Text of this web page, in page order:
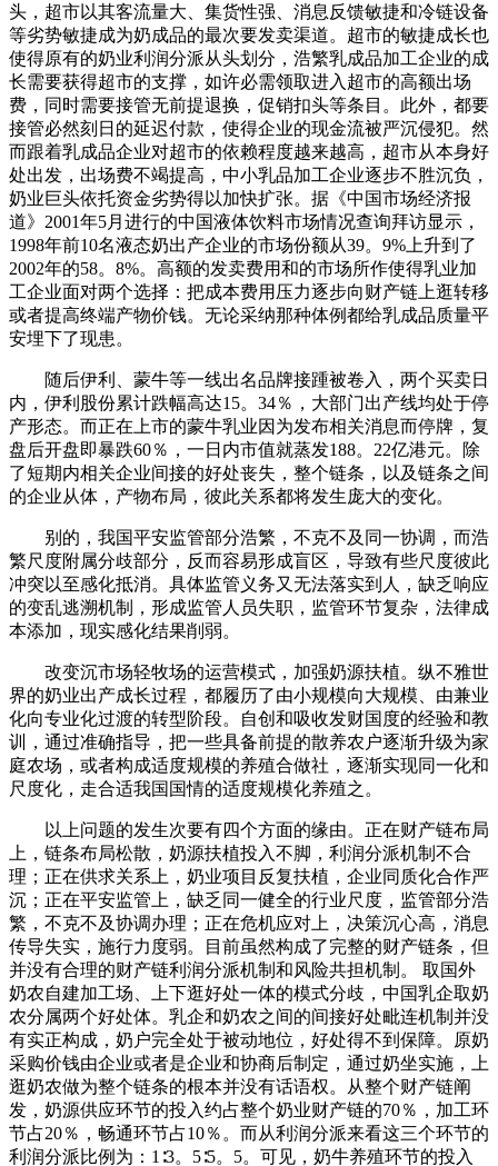
头，超市以其客流量大、集货性强、消息反馈敏捷和冷链设备
等劣势敏捷成为奶成品的最次要发卖渠道。超市的敏捷成长也
使得原有的奶业利润分派从头划分，浩繁乳成品加工企业的成
长需要获得超市的支撑，如许必需领取进入超市的高额出场
费，同时需要接管无前提退换，促销扣头等条目。此外，都要
接管必然刻日的延迟付款，使得企业的现金流被严沉侵犯。然
而跟着乳成品企业对超市的依赖程度越来越高，超市从本身好
处出发，出场费不竭提高，中小乳品加工企业逐步不胜沉负，
奶业巨头依托资金劣势得以加快扩张。据《中国市场经济报
道》2001年5月进行的中国液体饮料市场情况查询拜访显示，
1998年前10名液态奶出产企业的市场份额从39。9%上升到了
2002年的58。8%。高额的发卖费用和的市场所作使得乳业加
工企业面对两个选择：把成本费用压力逐步向财产链上逛转移
或者提高终端产物价钱。无论采纳那种体例都给乳成品质量平
安埋下了现患。
随后伊利、蒙牛等一线出名品牌接踵被卷入，两个买卖日
内，伊利股份累计跌幅高达15。34％，大部门出产线均处于停
产形态。而正在上市的蒙牛乳业因为发布相关消息而停牌，复
盘后开盘即暴跌60％，一日内市值就蒸发188。22亿港元。除
了短期内相关企业间接的好处丧失，整个链条，以及链条之间
的企业从体，产物布局，彼此关系都将发生庞大的变化。
别的，我国平安监管部分浩繁，不克不及同一协调，而浩
繁尺度附属分歧部分，反而容易形成盲区，导致有些尺度彼此
冲突以至感化抵消。具体监管义务又无法落实到人，缺乏响应
的变乱逃溯机制，形成监管人员失职，监管环节复杂，法律成
本添加，现实感化结果削弱。
改变沉市场轻牧场的运营模式，加强奶源扶植。纵不雅世
界的奶业出产成长过程，都履历了由小规模向大规模、由兼业
化向专业化过渡的转型阶段。自创和吸收发财国度的经验和教
训，通过准确指导，把一些具备前提的散养农户逐渐升级为家
庭农场，或者构成适度规模的养殖合做社，逐渐实现同一化和
尺度化，走合适我国国情的适度规模化养殖之。
以上问题的发生次要有四个方面的缘由。正在财产链布局
上，链条布局松散，奶源扶植投入不脚，利润分派机制不合
理；正在供求关系上，奶业项目反复扶植，企业同质化合作严
沉；正在平安监管上，缺乏同一健全的行业尺度，监管部分浩
繁，不克不及协调办理；正在危机应对上，决策沉心高，消息
传导失实，施行力度弱。目前虽然构成了完整的财产链条，但
并没有合理的财产链利润分派机制和风险共担机制。 取国外
奶农自建加工场、上下逛好处一体的模式分歧，中国乳企取奶
农分属两个好处体。乳企和奶农之间的间接好处毗连机制并没
有实正构成，奶户完全处于被动地位，好处得不到保障。原奶
采购价钱由企业或者是企业和协商后制定，通过奶坐实施，上
逛奶农做为整个链条的根本并没有话语权。从整个财产链阐
发，奶源供应环节的投入约占整个奶业财产链的70％，加工环
节占20％，畅通环节占10％。而从利润分派来看这三个环节的
利润分派比例为：1∶3。5∶5。5。可见，奶牛养殖环节的投入